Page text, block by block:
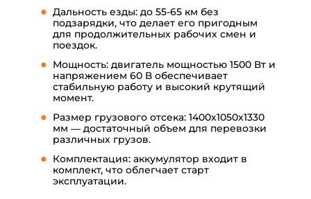
Дальность езды: до 55-65 км без
подзарядки, что делает его пригодным
для продолжительных рабочих смен и
поездок.
Мощность: двигатель мощностью 1500 Вт и
напряжением 60 В обеспечивает
стабильную работу и высокий крутящий
момент.
Размер грузового отсека: 1400х1050х1330
мм — достаточный объем для перевозки
различных грузов.
Комплектация: аккумулятор входит в
комплект, что облегчает старт
эксплуатации.